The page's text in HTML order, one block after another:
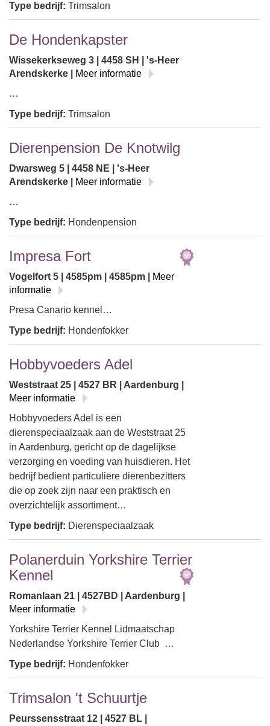
Type bedrijf: Trimsalon
De Hondenkapster
Wissekerkseweg 3 | 4458 SH | 's-Heer
Arendskerke |
Meer informatie
…
Type bedrijf: Trimsalon
Dierenpension De Knotwilg
Dwarsweg 5 | 4458 NE | 's-Heer
Arendskerke |
Meer informatie
…
Type bedrijf: Hondenpension
Impresa Fort
Vogelfort 5 | 4585pm | 4585pm |
Meer
informatie
Presa Canario kennel…
Type bedrijf: Hondenfokker
Hobbyvoeders Adel
Weststraat 25 | 4527 BR | Aardenburg |
Meer informatie
Hobbyvoeders Adel is een
dierenspeciaalzaak aan de Weststraat 25
in Aardenburg, gericht op de dagelijkse
verzorging en voeding van huisdieren. Het
bedrijf bedient particuliere dierenbezitters
die op zoek zijn naar een praktisch en
overzichtelijk assortiment…
Type bedrijf: Dierenspeciaalzaak
Polanerduin Yorkshire Terrier
Kennel
Romanlaan 21 | 4527BD | Aardenburg |
Meer informatie
Yorkshire Terrier Kennel Lidmaatschap
Nederlandse Yorkshire Terrier Club …
Type bedrijf: Hondenfokker
Trimsalon 't Schuurtje
Peurssensstraat 12 | 4527 BL |